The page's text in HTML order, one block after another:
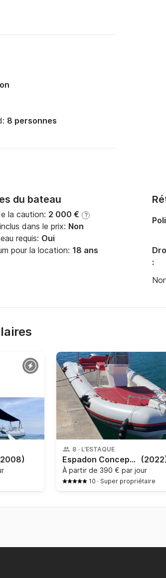
8 personnes
du bateau
la caution: 2 000 € ?
dans le prix: Non
requis: Oui
pour la location: 18 ans
:
8 · L'ESTAQUE
Espadon Concept - Espadon 5,50
À partir de 390 € par jour
10 · Super propriétaire